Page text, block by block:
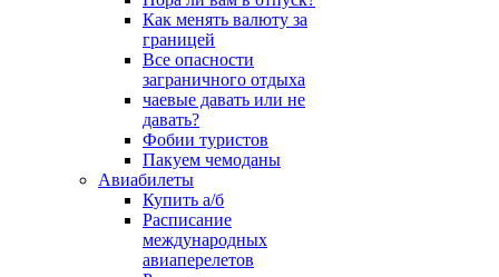
Как менять валюту за
границей
Все опасности
заграничного отдыха
чаевые давать или не
давать?
Фобии туристов
Пакуем чемоданы
Авиабилеты
Купить а/б
Расписание
международных
авиаперелетов